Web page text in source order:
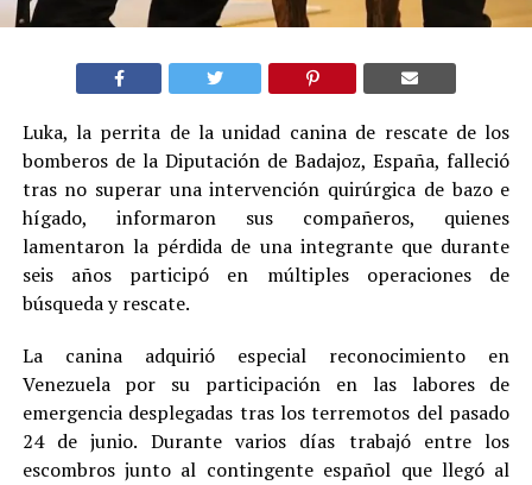
Luka, la perrita de la unidad canina de rescate de los
bomberos de la Diputación de Badajoz, España, falleció
tras no superar una intervención quirúrgica de bazo e
hígado, informaron sus compañeros, quienes
lamentaron la pérdida de una integrante que durante
seis años participó en múltiples operaciones de
búsqueda y rescate.
La canina adquirió especial reconocimiento en
Venezuela por su participación en las labores de
emergencia desplegadas tras los terremotos del pasado
24 de junio. Durante varios días trabajó entre los
escombros junto al contingente español que llegó al